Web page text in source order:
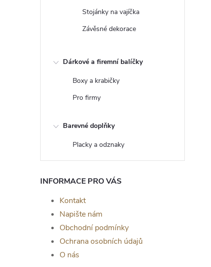
Stojánky na vajíčka
Závěsné dekorace
Dárkové a firemní balíčky
Boxy a krabičky
Pro firmy
Barevné doplňky
Placky a odznaky
INFORMACE PRO VÁS
Kontakt
Napište nám
Obchodní podmínky
Ochrana osobních údajů
O nás
života Markus -
Dřevěný strom života Fénix -